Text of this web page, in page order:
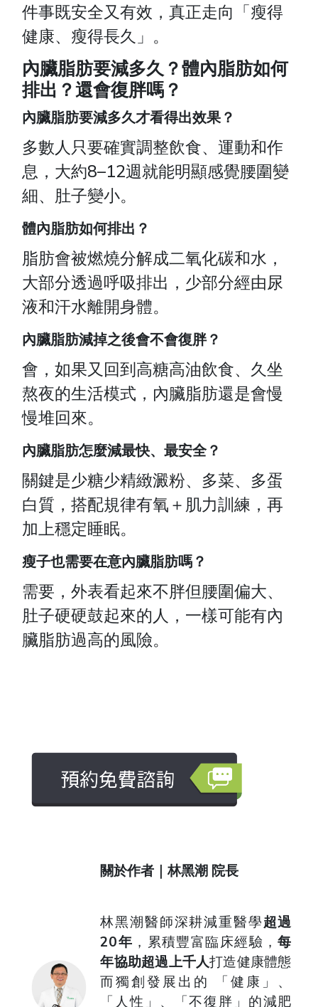
件事既安全又有效，真正走向「瘦得
健康、瘦得長久」。
內臟脂肪要減多久？體內脂肪如何
排出？還會復胖嗎？
內臟脂肪要減多久才看得出效果？
多數人只要確實調整飲食、運動和作
息，大約8–12週就能明顯感覺腰圍變
細、肚子變小。
體內脂肪如何排出？
脂肪會被燃燒分解成二氧化碳和水，
大部分透過呼吸排出，少部分經由尿
液和汗水離開身體。
內臟脂肪減掉之後會不會復胖？
會，如果又回到高糖高油飲食、久坐
熬夜的生活模式，內臟脂肪還是會慢
慢堆回來。
內臟脂肪怎麼減最快、最安全？
關鍵是少糖少精緻澱粉、多菜、多蛋
白質，搭配規律有氧＋肌力訓練，再
加上穩定睡眠。
瘦子也需要在意內臟脂肪嗎？
需要，外表看起來不胖但腰圍偏大、
肚子硬硬鼓起來的人，一樣可能有內
臟脂肪過高的風險。
關於作者｜林黑潮 院長
林黑潮醫師深耕減重醫學超過
20年 ，累積豐富臨床經驗，每
年協助超過上千人打造健康體態
而獨創發展出的 「健康」、
「人性」、「不復胖」的減肥